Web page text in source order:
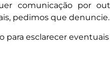
comunicação por
pedimos que denuncie.
para esclarecer